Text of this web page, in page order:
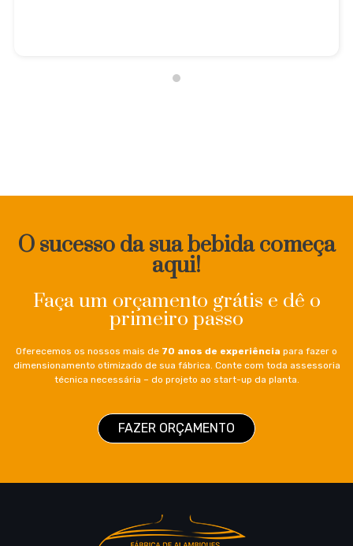
O sucesso da sua bebida começa
aqui!
Faça um orçamento grátis e dê o
primeiro passo
Oferecemos os nossos mais de 70 anos de experiência para fazer o
dimensionamento otimizado de sua fábrica. Conte com toda assessoria
técnica necessária – do projeto ao start-up da planta.
FAZER ORÇAMENTO